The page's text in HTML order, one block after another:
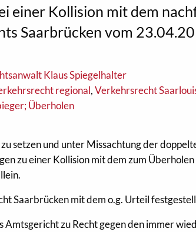
einer Kollision mit dem
Saarbrücken vom
Klaus Spiegelhalter
regional,Verkehrsrecht
Überholen
setzen und unter Missachtung der
zu einer Kollision mit dem zum
Saarbrücken mit dem o.g. Urteil
Amtsgericht zu Recht gegen den immer